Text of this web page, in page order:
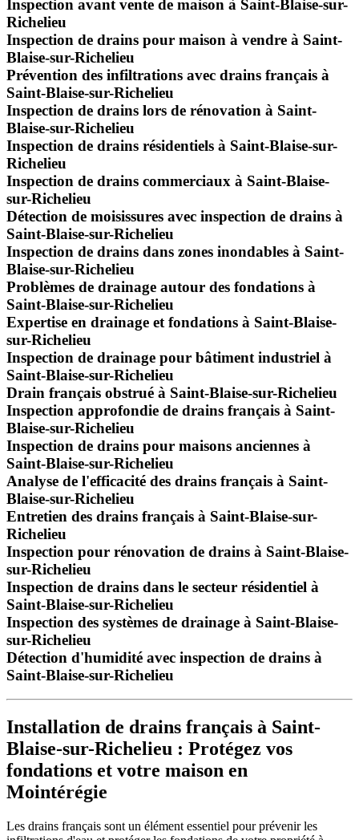
Inspection avant vente de maison à Saint-Blaise-sur-
Richelieu
Inspection de drains pour maison à vendre à Saint-
Blaise-sur-Richelieu
Prévention des infiltrations avec drains français à
Saint-Blaise-sur-Richelieu
Inspection de drains lors de rénovation à Saint-
Blaise-sur-Richelieu
Inspection de drains résidentiels à Saint-Blaise-sur-
Richelieu
Inspection de drains commerciaux à Saint-Blaise-
sur-Richelieu
Détection de moisissures avec inspection de drains à
Saint-Blaise-sur-Richelieu
Inspection de drains dans zones inondables à Saint-
Blaise-sur-Richelieu
Problèmes de drainage autour des fondations à
Saint-Blaise-sur-Richelieu
Expertise en drainage et fondations à Saint-Blaise-
sur-Richelieu
Inspection de drainage pour bâtiment industriel à
Saint-Blaise-sur-Richelieu
Drain français obstrué à Saint-Blaise-sur-Richelieu
Inspection approfondie de drains français à Saint-
Blaise-sur-Richelieu
Inspection de drains pour maisons anciennes à
Saint-Blaise-sur-Richelieu
Analyse de l'efficacité des drains français à Saint-
Blaise-sur-Richelieu
Entretien des drains français à Saint-Blaise-sur-
Richelieu
Inspection pour rénovation de drains à Saint-Blaise-
sur-Richelieu
Inspection de drains dans le secteur résidentiel à
Saint-Blaise-sur-Richelieu
Inspection des systèmes de drainage à Saint-Blaise-
sur-Richelieu
Détection d'humidité avec inspection de drains à
Saint-Blaise-sur-Richelieu
Installation de drains français à Saint-
Blaise-sur-Richelieu : Protégez vos
fondations et votre maison en
Mointérégie
Les drains français sont un élément essentiel pour prévenir les